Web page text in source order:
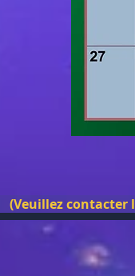
(Veuillez contacter